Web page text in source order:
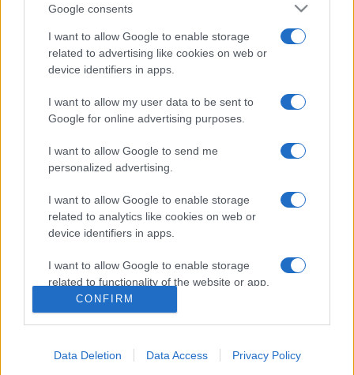
Google consents
I want to allow Google to enable storage
related to advertising like cookies on web or
device identifiers in apps.
I want to allow my user data to be sent to
Google for online advertising purposes.
I want to allow Google to send me
personalized advertising.
I want to allow Google to enable storage
related to analytics like cookies on web or
device identifiers in apps.
I want to allow Google to enable storage
related to functionality of the website or app.
I want to allow Google to enable storage
I want to allow Google to enable storage
CONFIRM
Data Deletion Data Access Privacy Policy
válogatást a közönség.
További részletekITTtalálhatók.
Forrás: MTI
FESZTIVÁL HÍREK
MINERVA BÁBCSOPORT NEOTON FAMÍLIA
SZOLNOKI SZIMFONIKUS ZENEKAR